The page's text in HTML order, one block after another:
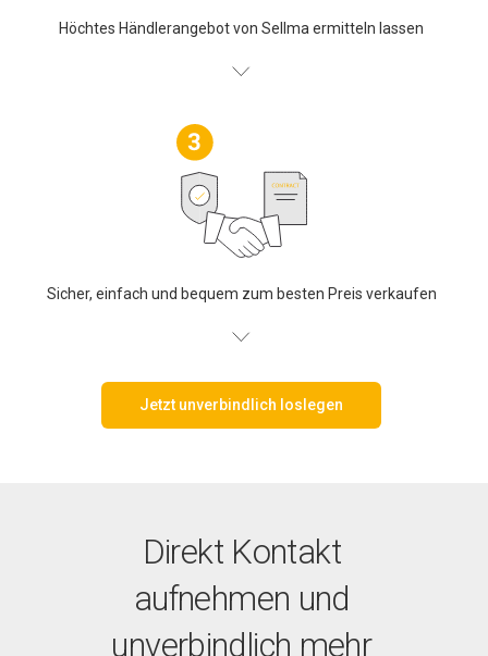
Höchtes Händlerangebot von Sellma ermitteln lassen
Sicher, einfach und bequem zum besten Preis verkaufen
Jetzt unverbindlich loslegen
Direkt Kontakt
aufnehmen und
unverbindlich mehr